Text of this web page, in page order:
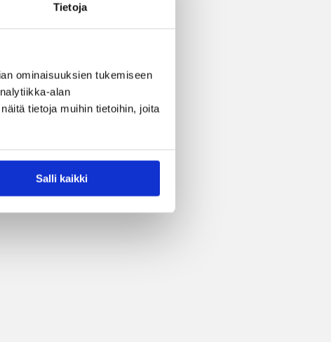
Tietoja
ominaisuuksien tukemiseen
alan
tietoja muihin tietoihin, joita
Salli kaikki